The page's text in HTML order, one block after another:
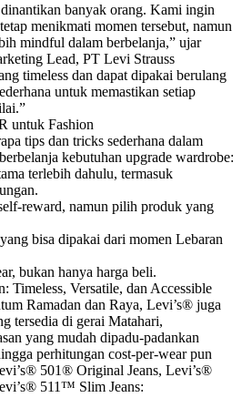
banyak orang. Kami ingin
menikmati momen tersebut, namun
mindful dalam berbelanja,” ujar
Lead, PT Levi Strauss
timeless dan dapat dipakai berulang
untuk memastikan setiap
untuk Fashion
tips dan tricks sederhana dalam
kebutuhan upgrade wardrobe:
terlebih dahulu, termasuk
reward, namun pilih produk yang
bisa dipakai dari momen Lebaran
bukan hanya harga beli.
Timeless, Versatile, dan Accessible
Ramadan dan Raya, Levi’s® juga
tersedia di gerai Matahari,
yang mudah dipadu-padankan
perhitungan cost-per-wear pun
501® Original Jeans, Levi’s®
511™ Slim Jeans: